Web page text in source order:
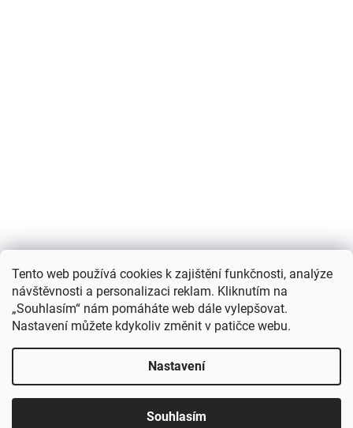
Tento web používá cookies k zajištění funkčnosti, analýze
návštěvnosti a personalizaci reklam. Kliknutím na
„Souhlasím“ nám pomáháte web dále vylepšovat.
Nastavení můžete kdykoliv změnit v patičce webu.
Nastavení
Souhlasím
0KS /0 KČ
Copyright 2026Můjchov.cz. Všechna práva vyhrazena.Upravit
nastavení cookies